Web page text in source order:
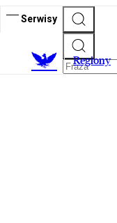
Serwisy
Regiony